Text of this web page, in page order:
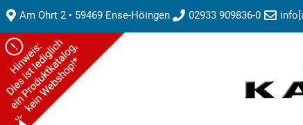
Am Ohrt 2 • 59469 Ense-Höingen 02933 909836-0